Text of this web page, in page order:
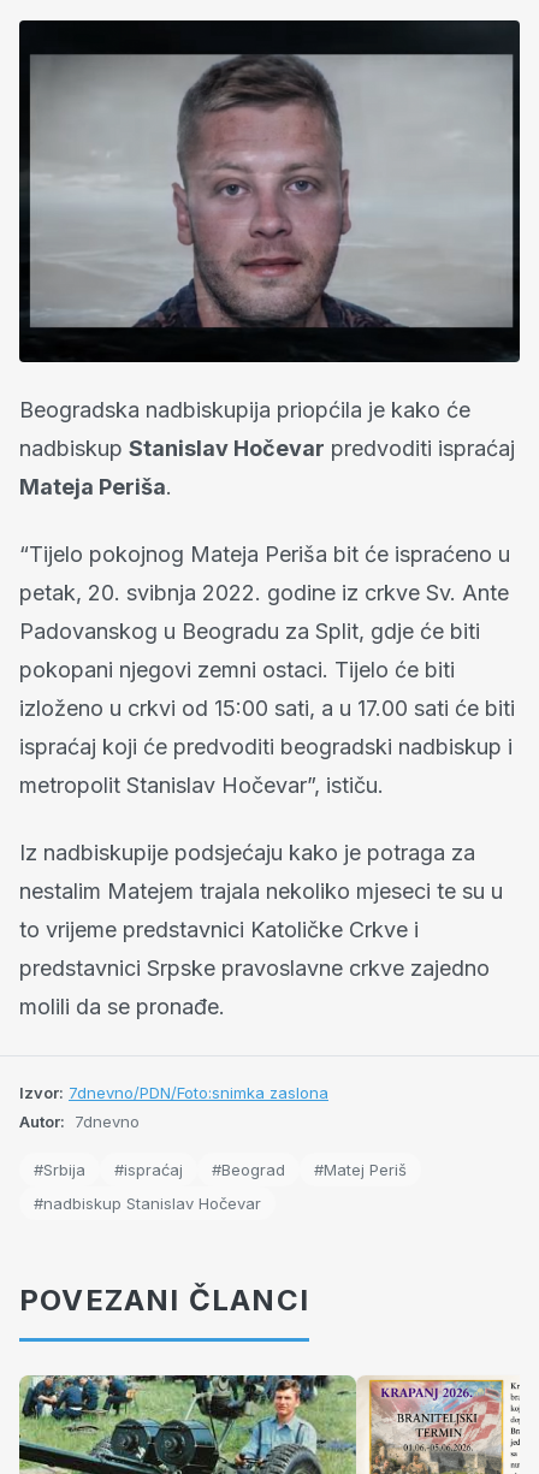
Beogradska nadbiskupija priopćila je kako će
nadbiskup Stanislav Hočevar predvoditi ispraćaj
Mateja Periša.
“Tijelo pokojnog Mateja Periša bit će ispraćeno u
petak, 20. svibnja 2022. godine iz crkve Sv. Ante
Padovanskog u Beogradu za Split, gdje će biti
pokopani njegovi zemni ostaci. Tijelo će biti
izloženo u crkvi od 15:00 sati, a u 17.00 sati će biti
ispraćaj koji će predvoditi beogradski nadbiskup i
metropolit Stanislav Hočevar”, ističu.
Iz nadbiskupije podsjećaju kako je potraga za
nestalim Matejem trajala nekoliko mjeseci te su u
to vrijeme predstavnici Katoličke Crkve i
predstavnici Srpske pravoslavne crkve zajedno
molili da se pronađe.
Izvor: 7dnevno/PDN/Foto:snimka zaslona
Autor:
7dnevno
#Srbija #ispraćaj #Beograd
#Matej Periš
#nadbiskup Stanislav Hočevar
POVEZANI ČLANCI